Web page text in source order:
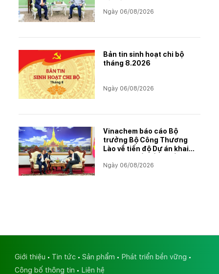
Ngày 06/08/2026
Bản tin sinh hoạt chi bộ
tháng 8.2026
Ngày 06/08/2026
Vinachem báo cáo Bộ
trưởng Bộ Công Thương
Lào về tiến độ Dự án khai
Kali
Ngày 06/08/2026
Giới thiệu Tin tức Sản phẩm
Phát triển bền vững
Công bố thông tin
Liên hệ